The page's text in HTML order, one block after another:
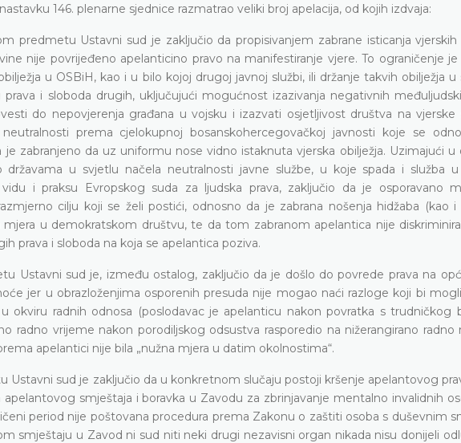
146. plenarne sjednice razmatrao veliki broj apelacija, od kojih izdvaja:
predmetu Ustavni sud je zaključio da propisivanjem zabrane isticanja
nije povrijeđeno apelanticino pravo na manifestiranje vjere. To ograničenje
u OSBiH, kao i u bilo kojoj drugoj javnoj službi, ili držanje takvih obilježja u
i sloboda drugih, uključujući mogućnost izazivanja negativnih
do nepovjerenja građana u vojsku i izazvati osjetljivost društva na vjerske
prema cjelokupnoj bosanskohercegovačkoj javnosti koje se
zabranjeno da uz uniformu nose vidno istaknuta vjerska obilježja. Uzimajući u
u svjetlu načela neutralnosti javne službe, u koje spada i služba
i praksu Evropskog suda za ljudska prava, zaključio da je osporavano
cilju koji se želi postići, odnosno da je zabrana nošenja hidžaba (kao
u demokratskom društvu, te da tom zabranom apelantica nije
prava i sloboda na koja se apelantica poziva.
Ustavni sud je, između ostalog, zaključio da je došlo do povrede prava na
jer u obrazloženjima osporenih presuda nije mogao naći razloge koji bi
okviru radnih odnosa (poslodavac je apelanticu nakon povratka s trudničkog
radno vrijeme nakon porodiljskog odsustva rasporedio na nižerangirano radno
apelantici nije bila „nužna mjera u datim okolnostima“.
Ustavni sud je zaključio da u konkretnom slučaju postoji kršenje apelantovog
smještaja i boravka u Zavodu za zbrinjavanje mentalno invalidnih
period nije poštovana procedura prema Zakonu o zaštiti osoba s duševnim
smještaju u Zavod ni sud niti neki drugi nezavisni organ nikada nisu donijeli